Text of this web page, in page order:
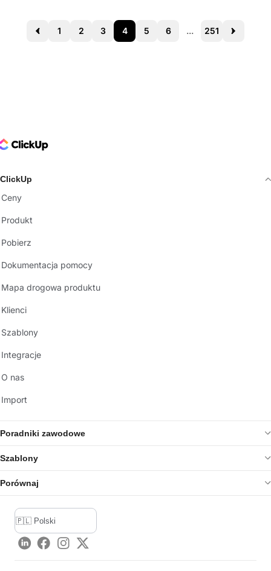
Prev 1 2 3 4 5 6 ... 251 Next
Logo
ClickUp
Ceny
Produkt
Pobierz
Dokumentacja pomocy
Mapa drogowa produktu
Klienci
Szablony
Integracje
O nas
Import
Poradniki zawodowe
Szablony
Porównaj
LinkedInFacebook
Instagram
Twitter